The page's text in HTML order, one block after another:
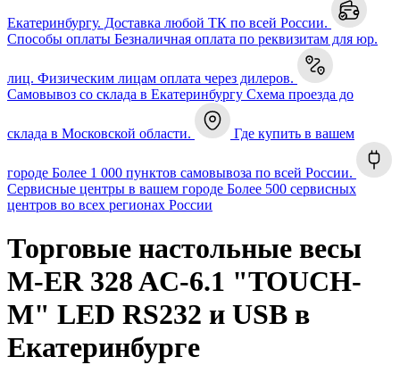
Екатеринбургу. Доставка любой ТК по всей России.
Способы оплаты Безналичная оплата по реквизитам для юр.
лиц. Физическим лицам оплата через дилеров.
Самовывоз со склада в Екатеринбургу Схема проезда до
склада в Московской области. Где купить в вашем
городе Более 1 000 пунктов самовывоза по всей России.
Сервисные центры в вашем городе Более 500 сервисных
центров во всех регионах России
Торговые настольные весы
M-ER 328 AC-6.1 "TOUCH-
M" LED RS232 и USB в
Екатеринбурге